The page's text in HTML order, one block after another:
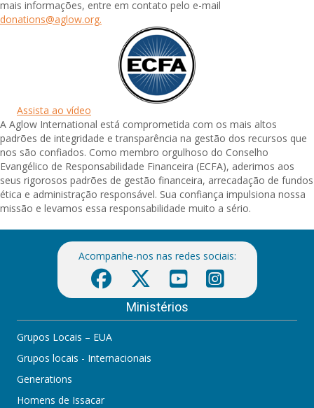
mais informações, entre em contato pelo e-mail
donations@aglow.org.
Assista ao vídeo
A Aglow International está comprometida com os mais altos
padrões de integridade e transparência na gestão dos recursos que
nos são confiados. Como membro orgulhoso do Conselho
Evangélico de Responsabilidade Financeira (ECFA), aderimos aos
seus rigorosos padrões de gestão financeira, arrecadação de fundos
ética e administração responsável. Sua confiança impulsiona nossa
missão e levamos essa responsabilidade muito a sério.
Acompanhe-nos nas redes sociais:
Ministérios
Grupos Locais – EUA
Grupos locais - Internacionais
Generations
Homens de Issacar